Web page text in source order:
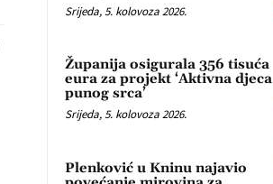
Srijeda, 5. kolovoza 2026.
Županija osigurala 356 tisuća
eura za projekt ‘Aktivna djeca
punog srca’
Srijeda, 5. kolovoza 2026.
Plenković u Kninu najavio